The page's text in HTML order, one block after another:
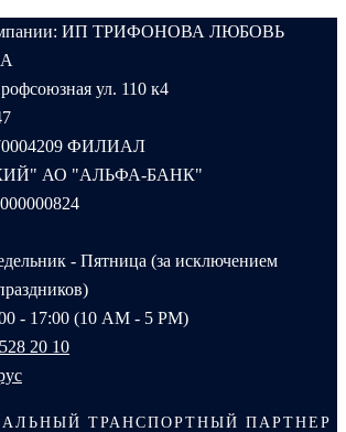
ИП ТРИФОНОВА ЛЮБОВЬ
ул. 110 к4
ФИЛИАЛ
АО "АЛЬФА-БАНК"
- Пятница (за исключением
- 17:00 (10 AM - 5 PM)
20 10‬
ТРАНСПОРТНЫЙ ПАРТНЕР